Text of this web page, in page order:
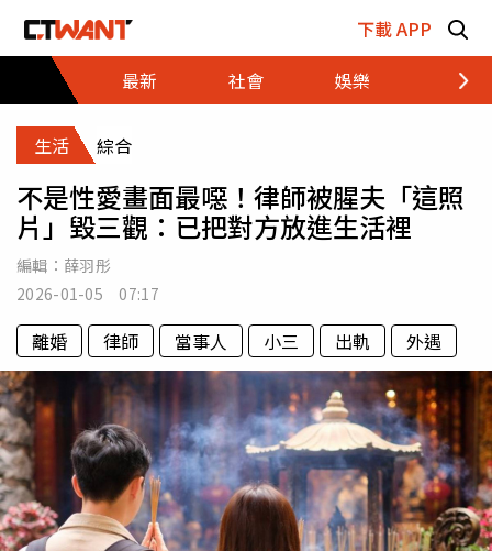
下載 APP
最新
社會 娛樂 財經
生活 綜合
不是性愛畫面最噁！律師被腥夫「這照
片」毀三觀：已把對方放進生活裡
編輯： 薛羽彤
2026-01-05 07:17
離婚 律師 當事人 小三 出軌 外遇